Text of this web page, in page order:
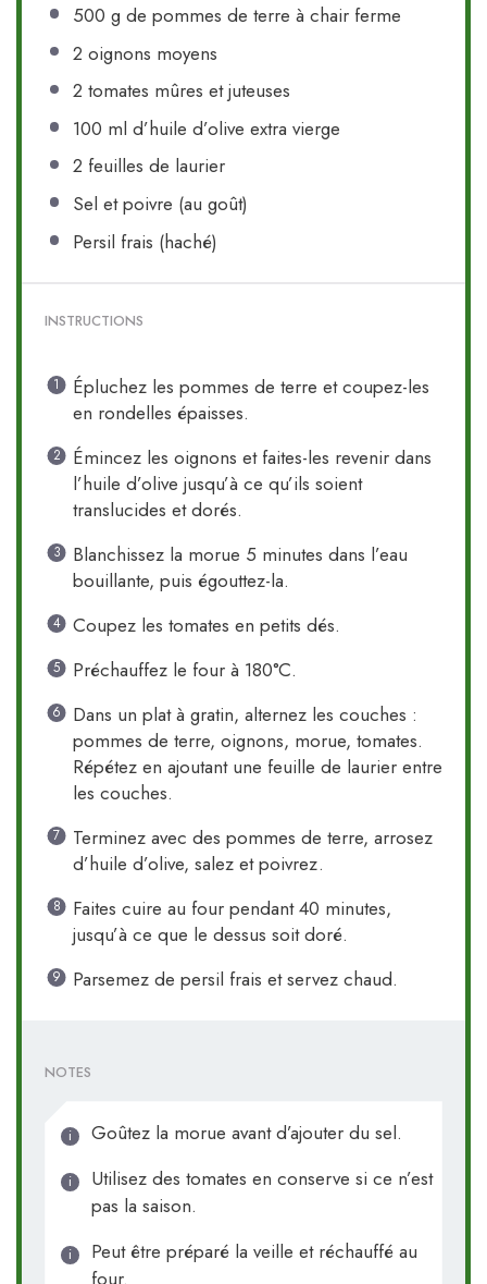
500 g de pommes de terre à chair ferme
2 oignons moyens
2 tomates mûres et juteuses
100 ml d’huile d’olive extra vierge
2 feuilles de laurier
Sel et poivre (au goût)
Persil frais (haché)
INSTRUCTIONS
Épluchez les pommes de terre et coupez-les
en rondelles épaisses.
Émincez les oignons et faites-les revenir dans
l’huile d’olive jusqu’à ce qu’ils soient
translucides et dorés.
Blanchissez la morue 5 minutes dans l’eau
bouillante, puis égouttez-la.
Coupez les tomates en petits dés.
Préchauffez le four à 180°C.
Dans un plat à gratin, alternez les couches :
pommes de terre, oignons, morue, tomates.
Répétez en ajoutant une feuille de laurier entre
les couches.
Terminez avec des pommes de terre, arrosez
d’huile d’olive, salez et poivrez.
Faites cuire au four pendant 40 minutes,
jusqu’à ce que le dessus soit doré.
Parsemez de persil frais et servez chaud.
NOTES
Goûtez la morue avant d’ajouter du sel.
Utilisez des tomates en conserve si ce n’est
pas la saison.
Peut être préparé la veille et réchauffé au